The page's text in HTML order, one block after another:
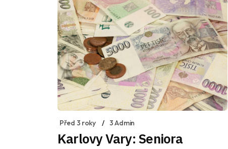
Před 3 roky 3 Admin
Karlovy Vary: Seniora